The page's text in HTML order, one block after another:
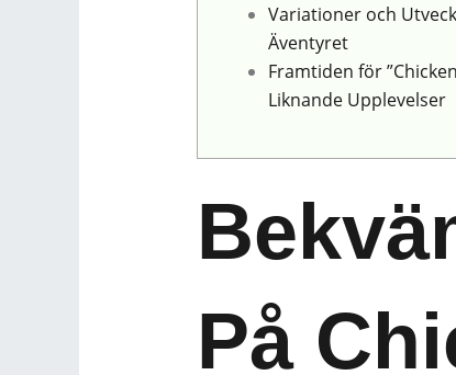
Variationer och
Äventyret
Framtiden för
Liknande Upplevelser
På